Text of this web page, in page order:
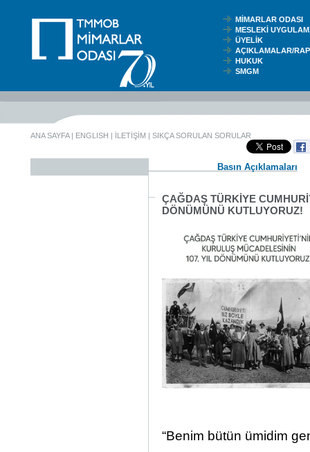
MİMARLAR ODASI
MESLEKİ
ÜYELİK
AÇIKLAMALAR/
HUKUK
SMGM
ANA SAYFA| ENGLISH | İLETİŞİM | SIKÇA SORULAN SORULAR
Basın Açıklamaları
ÇAĞDAŞ TÜRKİYE
DÖNÜMÜNÜ KUTLUYORUZ!
“Benim bütün ümidim